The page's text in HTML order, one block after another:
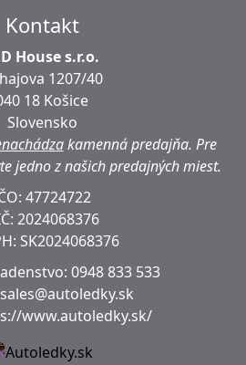
Kontakt
House s.r.o.
1207/40
18 Košice
Slovensko
kamenná predajňa. Pre
jedno z našich predajných miest.
47724722
2024068376
SK2024068376
0948 833 533
sales@autoledky.sk
www.autoledky.sk/